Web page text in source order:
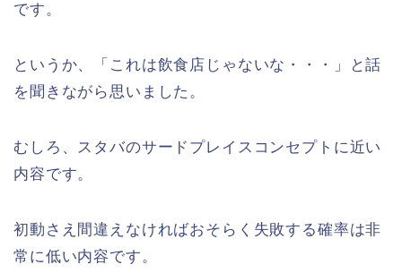
です。
というか、「これは飲食店じゃないな・・・」と話
を聞きながら思いました。
むしろ、スタバのサードプレイスコンセプトに近い
内容です。
初動さえ間違えなければおそらく失敗する確率は非
常に低い内容です。